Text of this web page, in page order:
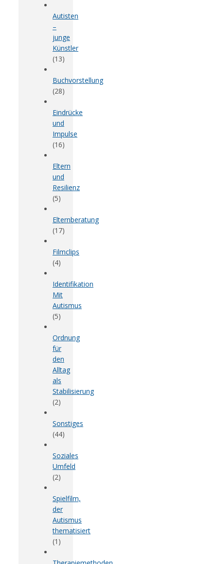
Autisten
–
junge
Künstler
(13)
Buchvorstellung
(28)
Eindrücke
und
Impulse
(16)
Eltern
und
Resilienz
(5)
Elternberatung
(17)
Filmclips
(4)
Identifikation
Mit
Autismus
(5)
Ordnung
für
den
Alltag
als
Stabilisierung
(2)
Sonstiges
(44)
Soziales
Umfeld
(2)
Spielfilm,
der
Autismus
thematisiert
(1)